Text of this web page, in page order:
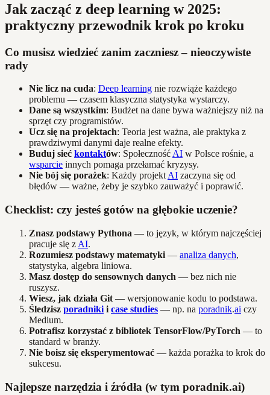
Jak zacząć z deep learning w 2025:
praktyczny przewodnik krok po kroku
Co musisz wiedzieć zanim zaczniesz – nieoczywiste
rady
Nie licz na cuda: Deep learning nie rozwiąże każdego
problemu — czasem klasyczna statystyka wystarczy.
Dane są wszystkim: Budżet na dane bywa ważniejszy niż na
sprzęt czy programistów.
Ucz się na projektach: Teoria jest ważna, ale praktyka z
prawdziwymi danymi daje realne efekty.
Buduj sieć kontaktów: SpołecznośćAI w Polsce rośnie, a
wsparcie innych pomaga przełamać kryzysy.
Nie bój się porażek: Każdy projektAI zaczyna się od
błędów — ważne, żeby je szybko zauważyć i poprawić.
Checklist: czy jesteś gotów na głębokie uczenie?
Znasz podstawy Pythona — to język, w którym najczęściej
pracuje się z AI.
Rozumiesz podstawy matematyki — analiza danych,
statystyka, algebra liniowa.
Masz dostęp do sensownych danych — bez nich nie
ruszysz.
Wiesz, jak działa Git — wersjonowanie kodu to podstawa.
Śledzisz poradniki i case studies — np. na poradnik.ai czy
Medium.
Potrafisz korzystać z bibliotek TensorFlow/PyTorch — to
standard w branży.
Nie boisz się eksperymentować — każda porażka to krok do
sukcesu.
Najlepsze narzędzia i źródła (w tym poradnik.ai)